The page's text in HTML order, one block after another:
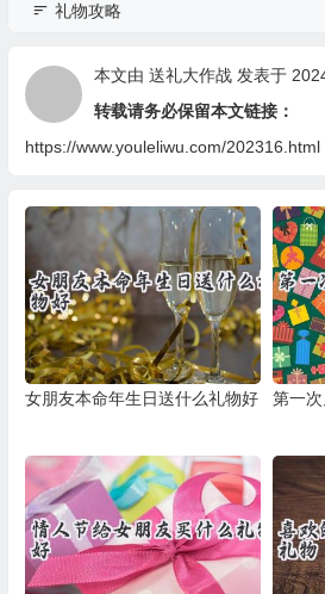
礼物攻略
本文由 送礼大作战发表于
转载请务必保留本文链接：
https://www.youleliwu.com/202316.html
女朋友本命年生日送什么礼物好 第一